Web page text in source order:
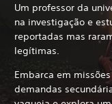
Um professor da
na investigação e
reportadas mas
legítimas.
Embarca em
demandas